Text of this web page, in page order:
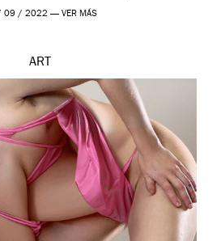
tienen un complejo […]
09 / 2022 — VER MÁS
ART